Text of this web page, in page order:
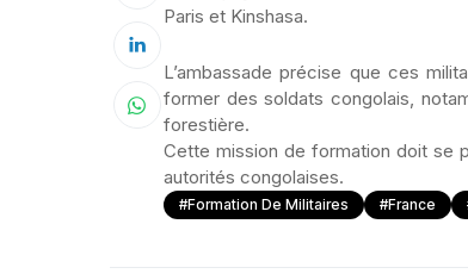
Paris et Kinshasa.
L’ambassade précise que ces
former des soldats congolais,
forestière.
Cette mission de formation doit se
autorités congolaises.
#formation De Militaires #France